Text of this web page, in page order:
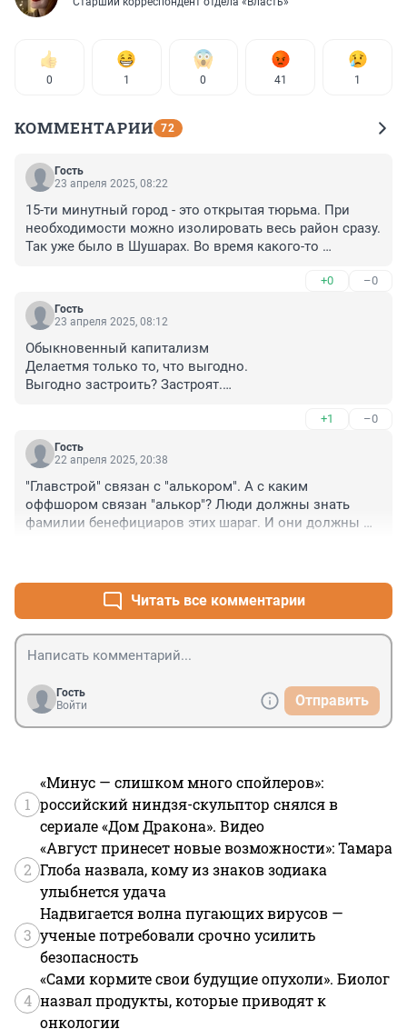
0 1 0 41 1
КОММЕНТАРИИ 72
Гость
23 апреля 2025, 08:22
15-ти минутный город - это открытая тюрьма. При
необходимости можно изолировать весь район сразу.
Так уже было в Шушарах. Во время какого-то
автомобилям. Только общественный транспорт.
Люди сидели по домам. ОТ естественно не хватило
+0 –0
Гость
23 апреля 2025, 08:12
Обыкновенный капитализм
Делаетмя только то, что выгодно.
Выгодно застроить? Застроят.
Небудет адекватной транспортной инфраструктуры.
Обыкновенный капитализм
+1 –0
Гость
22 апреля 2025, 20:38
"Главстрой" связан с "алькором". А с каким
оффшором связан "алькор"? Люди должны знать
фамилии бенефициаров этих шараг. И они должны
Читать все комментарии
Гость
Войти
Отправить
1
«Минус — слишком много спойлеров»:
российский ниндзя-скульптор снялся в
сериале «Дом Дракона». Видео
2
«Август принесет новые возможности»: Тамара
Глоба назвала, кому из знаков зодиака
улыбнется удача
3
Надвигается волна пугающих вирусов —
ученые потребовали срочно усилить
безопасность
4
«Сами кормите свои будущие опухоли». Биолог
назвал продукты, которые приводят к
онкологии